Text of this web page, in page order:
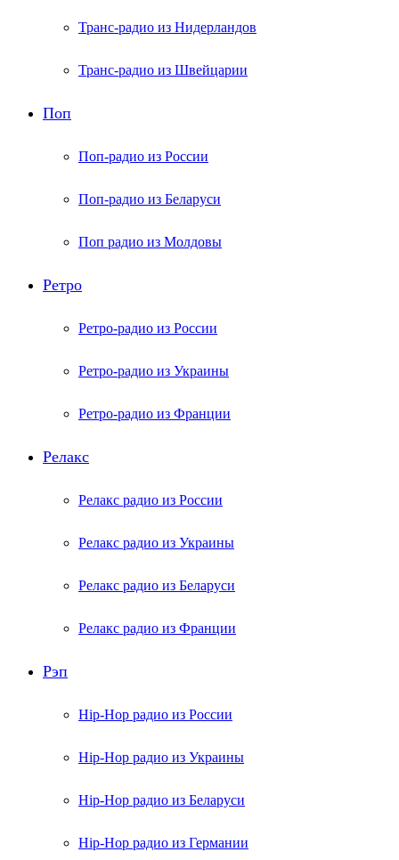
Транс-радио из Нидерландов
Транс-радио из Швейцарии
Поп
Поп-радио из России
Поп-радио из Беларуси
Поп радио из Молдовы
Ретро
Ретро-радио из России
Ретро-радио из Украины
Ретро-радио из Франции
Релакс
Релакс радио из России
Релакс радио из Украины
Релакс радио из Беларуси
Релакс радио из Франции
Рэп
Hip-Hop радио из России
Hip-Hop радио из Украины
Hip-Hop радио из Беларуси
Hip-Hop радио из Германии